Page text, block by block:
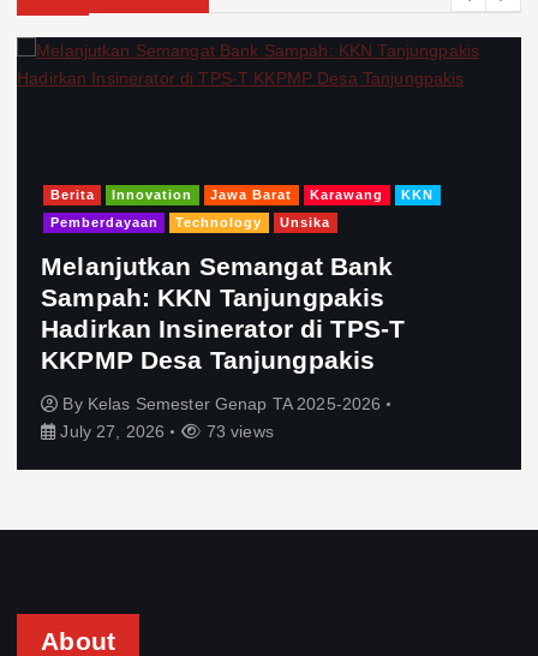
Berita Innovation Jawa Barat Karawang
KKN
Pemberdayaan
Technology Unsika
Melanjutkan Semangat Bank
Sampah: KKN Tanjungpakis
Hadirkan Insinerator di TPS-T
KKPMP Desa Tanjungpakis
ByKelas Semester Genap TA 2025-2026
July 27, 2026
73 views
About